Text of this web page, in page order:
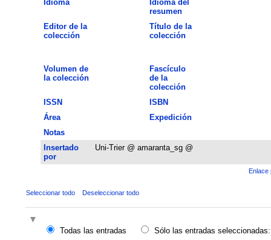
Idioma
Idioma del
resumen
Editor de la
colección
Título de la
colección
Volumen de
la colección
Fascículo
de la
colección
ISSN
ISBN
Área
Expedición
Notas
Insertado
por
Uni-Trier @ amaranta_sg @
Enlace
Seleccionar todo Deseleccionar todo
Todas las entradas
Sólo las entradas seleccionadas: